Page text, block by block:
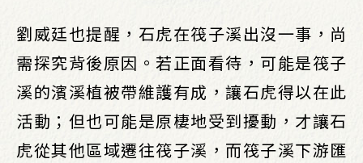
劉威廷也提醒，石虎在筏子溪出沒一事，尚
需探究背後原因。若正面看待，可能是筏子
溪的濱溪植被帶維護有成，讓石虎得以在此
活動；但也可能是原棲地受到擾動，才讓石
虎從其他區域遷往筏子溪，而筏子溪下游匯